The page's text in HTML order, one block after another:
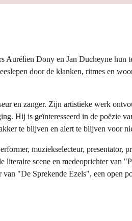
Aurélien Dony en Jan Ducheyne hun
door de klanken, ritmes en
en zanger. Zijn artistieke werk
Hij is geïnteresseerd in de poëzie
te blijven en alert te blijven voor
muziekselecteur, presentator,
literaire scene en medeoprichter van
"De Sprekende Ezels", een open